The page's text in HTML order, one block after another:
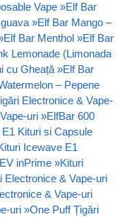
Vape »Elf Bar
»Elf Bar Mango –
Elf Bar Menthol »Elf Bar
Lemonade (Limonada
cu Gheață »Elf Bar
– Pepene
Electronice & Vape-
uri »ElfBar 600
Kituri si Capsule
Icewave E1
inPrime »Kituri
Electronice & Vape-uri
& Vape-uri
uri »One Puff Țigări